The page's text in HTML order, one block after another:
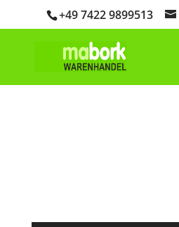
+49 7422 9899513